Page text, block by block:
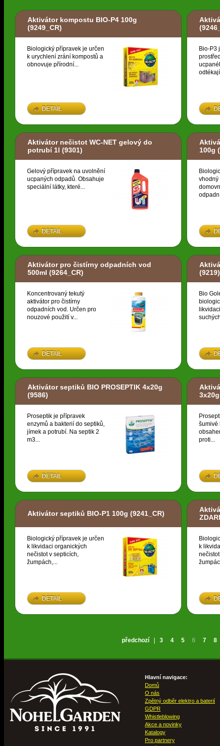
Aktivátor kompostu BIO-P4 100g
(9249_CR)
Biologický přípravek je určen
k urychlení zrání kompostů a
obnovuje přírodní...
DETAIL
Bio-P3
Aktivátor nečistot WC-NET gelový do
potrubí 1l (9301)
Gelový přípravek na uvolnění
ucpaných odpadů. Obsahuje
speciální látky, které...
DETAIL
100g
vhodný
Aktivátor pro čistírny odpadních vod
500ml (9264_CR)
Koncentrovaný tekutý
aktivátor pro čistírny
odpadních vod. Určen pro
nouzové použití v...
DETAIL
(9219)
Bio
Aktivátor septiků BIO PROSEPTIK 4x20g
(9586)
Proseptik je přípravek
enzymů a bakterií do septiků,
jímek a potrubí. Na septik 2
m3...
DETAIL
3x20g
šumivé
proti...
Aktivátor septiků BIO-P1 100g (9241_CR)
Biologický přípravek je určen
k likvidaci organických
nečistot v septicích,
žumpách,...
DETAIL
k
předchozí 3 4 5 6 7 8
Hlavní navigace:
Domů
O nás
Zpětný odběr elektro a baterií
GDPR
Whistleblowing
Akce a novinky
Katalogy
Pro partnery